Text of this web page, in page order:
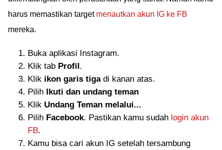
harus memastikan target menautkan akun IG ke FB
mereka.
Buka aplikasi Instagram.
Klik tab Profil.
Klik ikon garis tigadi kanan atas.
Pilih Ikuti dan undang teman
Klik Undang Teman melalui...
Pilih Facebook. Pastikan kamu sudah login akun
FB.
Kamu bisa cari akun IG setelah tersambung